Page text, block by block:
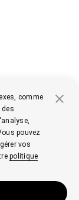
comme
des
pouvez
vos
politique